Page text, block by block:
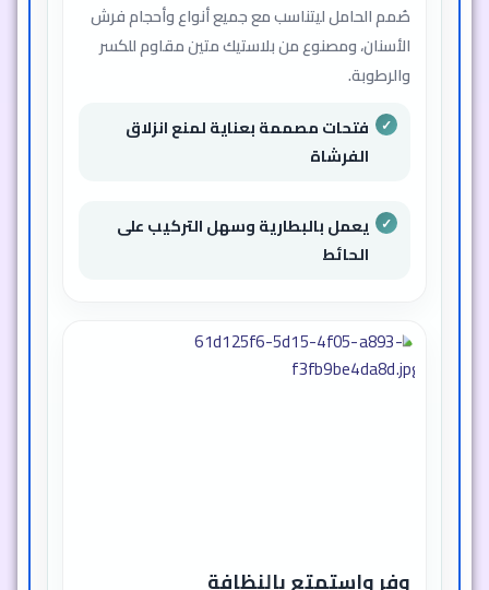
صُمم الحامل ليتناسب مع جميع أنواع وأحجام فرش
الأسنان، ومصنوع من بلاستيك متين مقاوم للكسر
والرطوبة.
فتحات مصممة بعناية لمنع انزلاق
الفرشاة
يعمل بالبطارية وسهل التركيب على
الحائط
وفر واستمتع بالنظافة